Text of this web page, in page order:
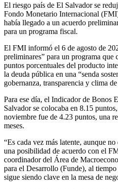
El riesgo país de El Salvador se
Fondo Monetario Internacional
había llegado a un acuerdo
para un programa fiscal.
El FMI informó el 6 de agosto de
preliminares” para un programa que
puntos porcentuales del producto
la deuda pública en una “senda
gobernanza, transparencia y clima
Para ese día, el Indicador de Bonos
Salvador se colocaba en 8.15
noviembre fue de 4.23 puntos, una
meses.
“Es cada vez más latente, aunque
una posibilidad de acuerdo con el
coordinador del Área de
para el Desarrollo (Funde), al
sigue siendo clave en la mesa de